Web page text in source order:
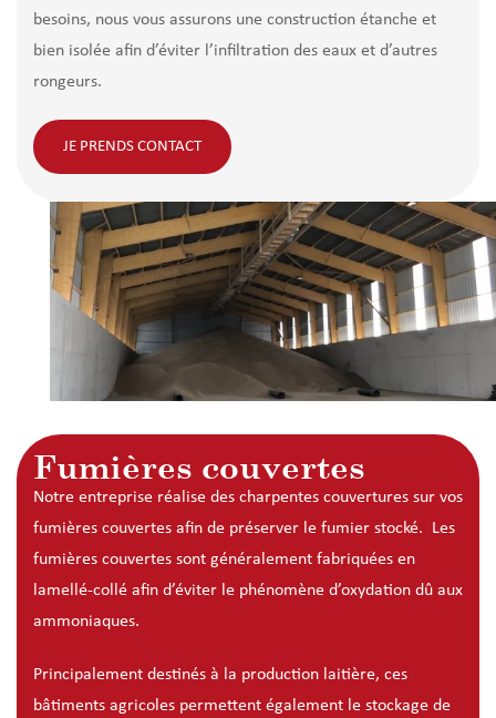
besoins, nous vous assurons une construction étanche et
bien isolée afin d’éviter l’infiltration des eaux et d’autres
rongeurs.
JE PRENDS CONTACT
Fumières couvertes
Notre entreprise réalise des charpentes couvertures sur vos
fumières couvertes afin de préserver le fumier stocké. Les
fumières couvertes sont généralement fabriquées en
lamellé-collé afin d’éviter le phénomène d’oxydation dû aux
ammoniaques.
Principalement destinés à la production laitière, ces
bâtiments agricoles permettent également le stockage de